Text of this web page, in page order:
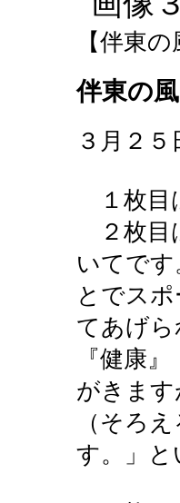
【伴東
伴東の
３月２５
１枚目
２枚目
いてで
とでス
てあげ
『健康
がきま
（そろ
す。」と